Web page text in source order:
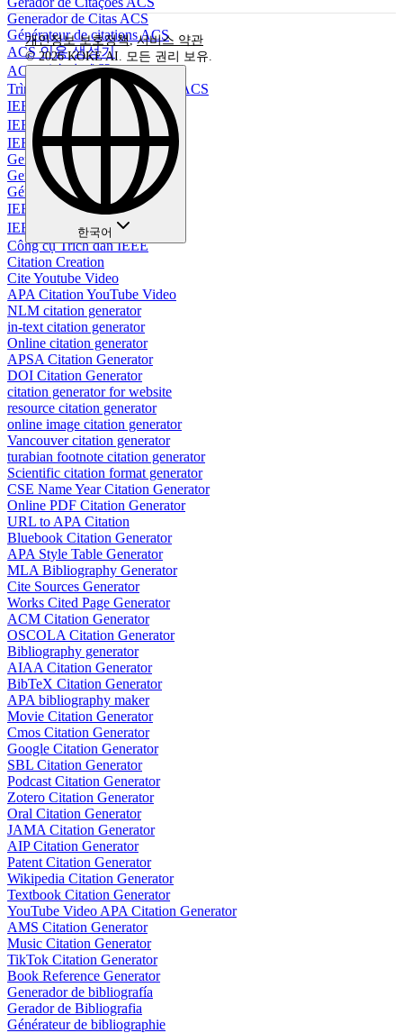
Generador de Citas ACS
Générateur de citations ACS
ACS 인용 생성기
ACS 引文生成器
Trình Tạo Tài Liệu Trích Dẫn ACS
IEEE 引用生成器
IEEE引用生成器
IEEE-Zitationsgenerator
Gerador de Citações IEEE
Generador de citas IEEE
Générateur de citations IEEE
IEEE 인용 생성기
IEEE 參考文獻生成器
Công cụ Trích dẫn IEEE
Citation Creation
Cite Youtube Video
APA Citation YouTube Video
NLM citation generator
in-text citation generator
Online citation generator
APSA Citation Generator
DOI Citation Generator
citation generator for website
resource citation generator
online image citation generator
Vancouver citation generator
turabian footnote citation generator
Scientific citation format generator
CSE Name Year Citation Generator
Online PDF Citation Generator
URL to APA Citation
Bluebook Citation Generator
APA Style Table Generator
MLA Bibliography Generator
Cite Sources Generator
Works Cited Page Generator
ACM Citation Generator
OSCOLA Citation Generator
Bibliography generator
AIAA Citation Generator
BibTeX Citation Generator
APA bibliography maker
Movie Citation Generator
Cmos Citation Generator
Google Citation Generator
SBL Citation Generator
Podcast Citation Generator
Zotero Citation Generator
Oral Citation Generator
JAMA Citation Generator
AIP Citation Generator
Patent Citation Generator
Wikipedia Citation Generator
Textbook Citation Generator
YouTube Video APA Citation Generator
AMS Citation Generator
Music Citation Generator
TikTok Citation Generator
Book Reference Generator
Generador de bibliografía
Gerador de Bibliografia
Générateur de bibliographie
개인정보 보호정책,서비스 약관
© 2026 KOKE AI. 모든 권리 보유.
한국어